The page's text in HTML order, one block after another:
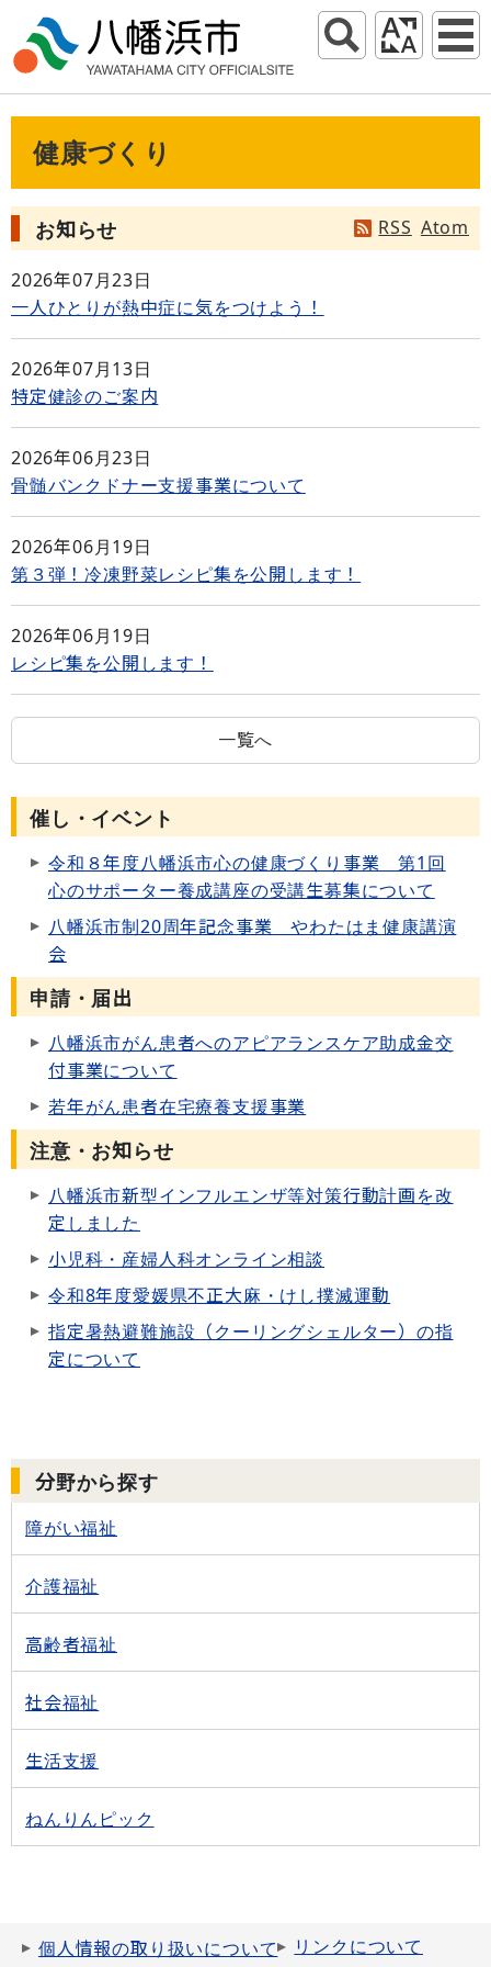
健康づくり
お知らせ RSS Atom
2026年07月23日
一人ひとりが熱中症に気をつけよう！
2026年07月13日
特定健診のご案内
2026年06月23日
骨髄バンクドナー支援事業について
2026年06月19日
第３弾！冷凍野菜レシピ集を公開します！
2026年06月19日
レシピ集を公開します！
一覧へ
催し・イベント
令和８年度八幡浜市心の健康づくり事業 第1回
心のサポーター養成講座の受講生募集について
八幡浜市制20周年記念事業 やわたはま健康講演
会
申請・届出
八幡浜市がん患者へのアピアランスケア助成金交
付事業について
若年がん患者在宅療養支援事業
注意・お知らせ
八幡浜市新型インフルエンザ等対策行動計画を改
定しました
小児科・産婦人科オンライン相談
令和8年度愛媛県不正大麻・けし撲滅運動
指定暑熱避難施設（クーリングシェルター）の指
定について
分野から探す
障がい福祉
介護福祉
高齢者福祉
社会福祉
生活支援
ねんりんピック
個人情報の取り扱いについて
リンクについて